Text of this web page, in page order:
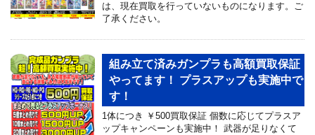
は、現在買取を行っていないものになります。ご
了承ください。
組み立て済みガンプラも高額買取保証
やってます！ プラスアップも実施中で
す！
1体につき ￥500買取保証 個数に応じてプラスア
ップキャンペーンも実施中！ 武器が足りなくて